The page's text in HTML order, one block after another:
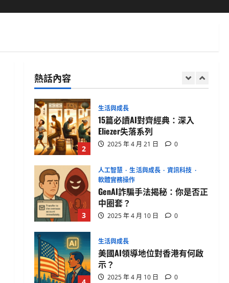
熱話內容
5 2025 年 4 月 10 日 0
2
生活與成長
15篇必讀AI對齊經典：深入
Eliezer失落系列
2025 年 4 月 21 日 0
3
人工智慧 生活與成長
資訊科技
軟體實務操作
GenAI詐騙手法揭秘：你是否正
中圈套？
2025 年 4 月 10 日 0
生活與成長
美國AI領導地位對香港有何啟
示？
2025 年 4 月 10 日 0